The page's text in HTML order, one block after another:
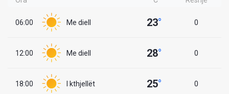
06:00 Me diell 23° 0
12:00 Me diell 28° 0
18:00 I kthjellët 25° 0